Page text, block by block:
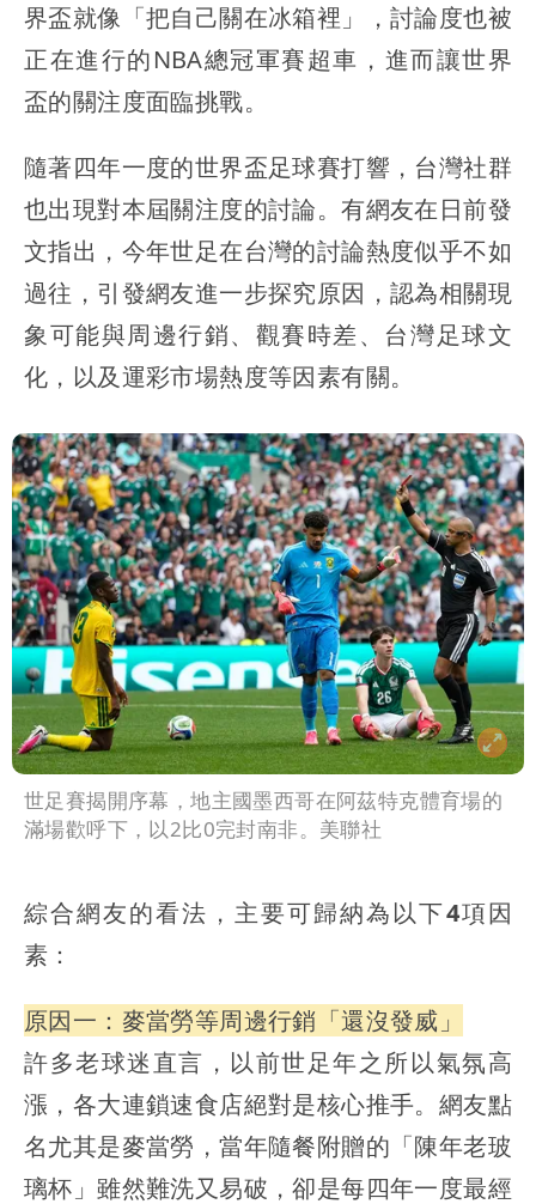
界盃就像「把自己關在冰箱裡」，討論度也被
正在進行的NBA總冠軍賽超車，進而讓世界
盃的關注度面臨挑戰。
隨著四年一度的世界盃足球賽打響，台灣社群
也出現對本屆關注度的討論。有網友在日前發
文指出，今年世足在台灣的討論熱度似乎不如
過往，引發網友進一步探究原因，認為相關現
象可能與周邊行銷、觀賽時差、台灣足球文
化，以及運彩市場熱度等因素有關。
世足賽揭開序幕，地主國墨西哥在阿茲特克體育場的
滿場歡呼下，以2比0完封南非。美聯社
綜合網友的看法，主要可歸納為以下4項因
素：
原因一：麥當勞等周邊行銷「還沒發威」
許多老球迷直言，以前世足年之所以氣氛高
漲，各大連鎖速食店絕對是核心推手。網友點
名尤其是麥當勞，當年隨餐附贈的「陳年老玻
璃杯」雖然難洗又易破，卻是每四年一度最經